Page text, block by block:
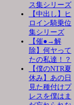
ス集シリーズ
【中出し】ヒ
ロイン騎乗位
集シリーズ
【催●→解
除】何ヤって
たの私達！？
【僕のNTR夏
休み】あの日
見た種付けプ
レスを僕はま